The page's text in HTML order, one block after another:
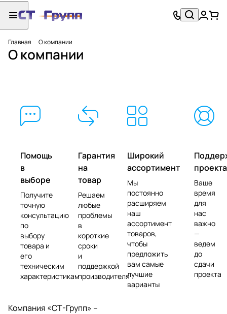
Главная О компании
О компании
Помощь
в
выборе
Получите
точную
консультацию
по
выбору
товара и
его
техническим
характеристикам
Гарантия
на
товар
Решаем
любые
проблемы
в
короткие
сроки
и
поддержкой
производителя
Широкий
ассортимент
Мы
постоянно
расширяем
наш
ассортимент
товаров,
чтобы
предложить
вам самые
лучшие
варианты
проекта
Ваше
время
для
нас
важно
—
ведем
до
сдачи
проекта
Компания «СТ-Групп» –